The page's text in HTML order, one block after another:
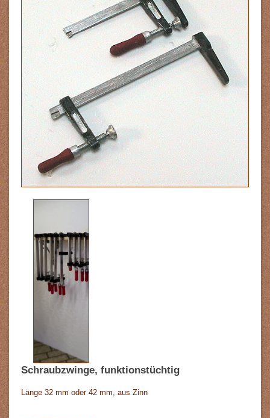
Schraubzwinge, funktionstüchtig
Länge 32 mm oder 42 mm, aus Zinn